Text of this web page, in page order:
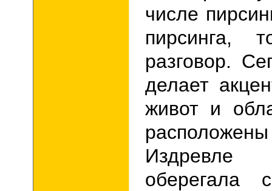
числе
пирсинга,
разговор.
делает
живот и
оберегала